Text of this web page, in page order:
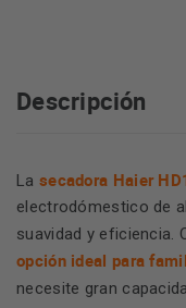
Descripción
La secadora Haier
electrodómestico de
suavidad y eficiencia.
opción ideal para
necesite gran